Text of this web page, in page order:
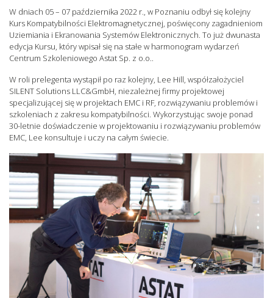
W dniach 05 – 07 października 2022 r., w Poznaniu odbył się kolejny
Kurs Kompatybilności Elektromagnetycznej, poświęcony zagadnieniom
Uziemiania i Ekranowania Systemów Elektronicznych. To już dwunasta
edycja Kursu, który wpisał się na stałe w harmonogram wydarzeń
Centrum Szkoleniowego Astat Sp. z o.o..
W roli prelegenta wystąpił po raz kolejny, Lee Hill, współzałożyciel
SILENT Solutions LLC&GmbH, niezależnej firmy projektowej
specjalizującej się w projektach EMC i RF, rozwiązywaniu problemów i
szkoleniach z zakresu kompatybilności. Wykorzystując swoje ponad
30-letnie doświadczenie w projektowaniu i rozwiązywaniu problemów
EMC, Lee konsultuje i uczy na całym świecie.